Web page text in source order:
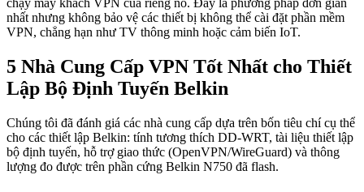
chạy máy khách VPN của riêng nó. Đây là phương pháp đơn giản
nhất nhưng không bảo vệ các thiết bị không thể cài đặt phần mềm
VPN, chẳng hạn như TV thông minh hoặc cảm biến IoT.
5 Nhà Cung Cấp VPN Tốt Nhất cho Thiết
Lập Bộ Định Tuyến Belkin
Chúng tôi đã đánh giá các nhà cung cấp dựa trên bốn tiêu chí cụ thể
cho các thiết lập Belkin: tính tương thích DD-WRT, tài liệu thiết lập
bộ định tuyến, hỗ trợ giao thức (OpenVPN/WireGuard) và thông
lượng đo được trên phần cứng Belkin N750 đã flash.